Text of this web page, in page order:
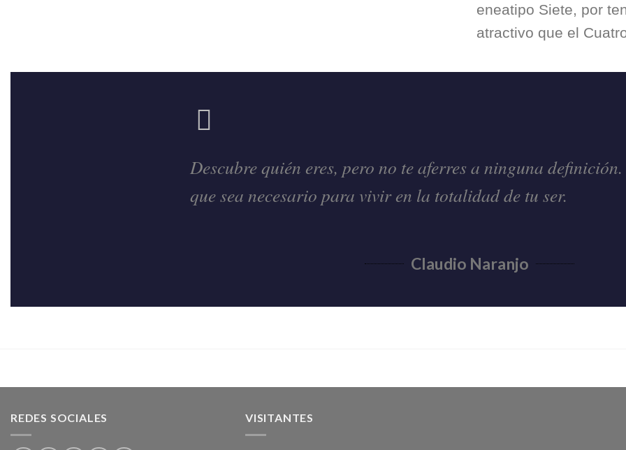
eneatipo Siete, por
atractivo que el
Descubre quién eres, pero no te aferres a ninguna
que sea necesario para vivir en la totalidad de tu ser.
Claudio Naranjo
REDES SOCIALES VISITANTES